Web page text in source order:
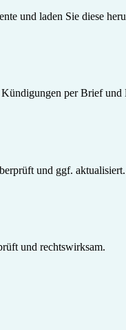
und laden Sie diese
per Brief und
und ggf. aktualisiert.
und rechtswirksam.